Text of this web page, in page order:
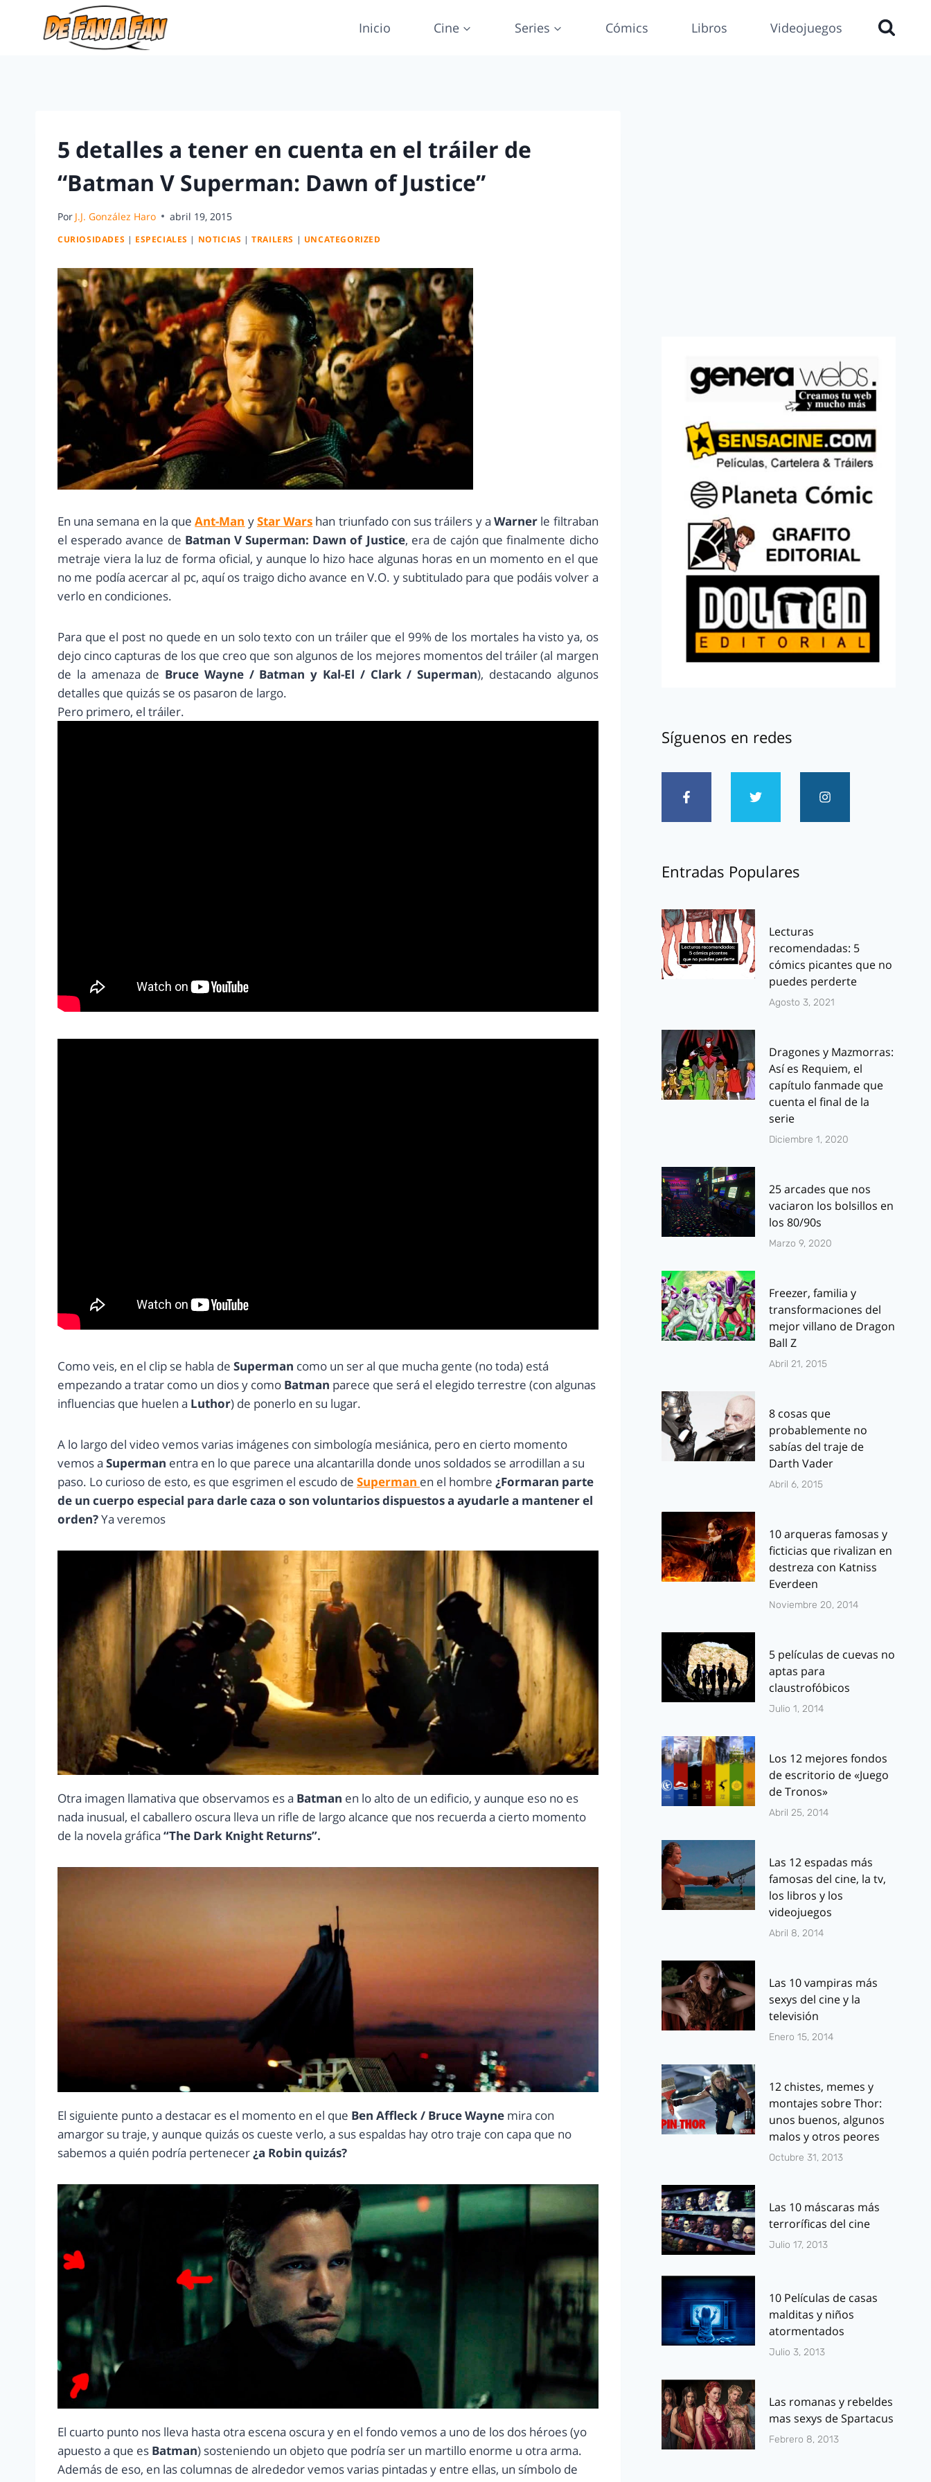
Inicio Cine Series Cómics Libros Videojuegos
5 detalles a tener en cuenta en el tráiler de
“Batman V Superman: Dawn of Justice”
Por J.J. González Haro abril 19, 2015
CURIOSIDADES | ESPECIALES | NOTICIAS |TRAILERS | UNCATEGORIZED
En una semana en la queAnt-Man yStar Wars han triunfado con sus tráilers y aWarner le filtraban
el esperado avance de Batman V Superman: Dawn of Justice, era de cajón que finalmente dicho
metraje viera la luz de forma oficial, y aunque lo hizo hace algunas horas en un momento en el que
no me podía acercar al pc, aquí os traigo dicho avance en V.O. y subtitulado para que podáis volver a
verlo en condiciones.
Para que el post no quede en un solo texto con un tráiler que el 99% de los mortales ha visto ya, os
dejo cinco capturas de los que creo que son algunos de los mejores momentos del tráiler (al margen
de la amenaza de Bruce Wayne / Batman y Kal-El / Clark / Superman), destacando algunos
detalles que quizás se os pasaron de largo.
Pero primero, el tráiler.
Como veis, en el clip se habla de Superman como un ser al que mucha gente (no toda) está
empezando a tratar como un dios y como Batman parece que será el elegido terrestre (con algunas
influencias que huelen a Luthor) de ponerlo en su lugar.
A lo largo del video vemos varias imágenes con simbología mesiánica, pero en cierto momento
vemos a Superman entra en lo que parece una alcantarilla donde unos soldados se arrodillan a su
paso. Lo curioso de esto, es que esgrimen el escudo de Superman en el hombre ¿Formaran parte
de un cuerpo especial para darle caza o son voluntarios dispuestos a ayudarle a mantener el
orden?Ya veremos
Otra imagen llamativa que observamos es a Batman en lo alto de un edificio, y aunque eso no es
nada inusual, el caballero oscura lleva un rifle de largo alcance que nos recuerda a cierto momento
de la novela gráfica “The Dark Knight Returns”.
El siguiente punto a destacar es el momento en el que Ben Affleck / Bruce Wayne mira con
amargor su traje, y aunque quizás os cueste verlo, a sus espaldas hay otro traje con capa que no
sabemos a quién podría pertenecer¿a Robin quizás?
El cuarto punto nos lleva hasta otra escena oscura y en el fondo vemos a uno de los dos héroes (yo
apuesto a que es Batman) sosteniendo un objeto que podría ser un martillo enorme u otra arma.
Además de eso, en las columnas de alrededor vemos varias pintadas y entre ellas, un símbolo de
Síguenos en redes
Entradas Populares
Lecturas
recomendadas: 5
cómics picantes que no
puedes perderte
Agosto 3, 2021
Dragones y Mazmorras:
Así es Requiem, el
capítulo fanmade que
cuenta el final de la
serie
Diciembre 1, 2020
25 arcades que nos
vaciaron los bolsillos en
los 80/90s
Marzo 9, 2020
Freezer, familia y
transformaciones del
mejor villano de Dragon
Ball Z
Abril 21, 2015
8 cosas que
probablemente no
sabías del traje de
Darth Vader
Abril 6, 2015
10 arqueras famosas y
ficticias que rivalizan en
destreza con Katniss
Everdeen
Noviembre 20, 2014
5 películas de cuevas no
aptas para
claustrofóbicos
Julio 1, 2014
Los 12 mejores fondos
de escritorio de «Juego
de Tronos»
Abril 25, 2014
Las 12 espadas más
famosas del cine, la tv,
los libros y los
videojuegos
Abril 8, 2014
Las 10 vampiras más
sexys del cine y la
televisión
Enero 15, 2014
12 chistes, memes y
montajes sobre Thor:
unos buenos, algunos
malos y otros peores
Octubre 31, 2013
Las 10 máscaras más
terroríficas del cine
Julio 17, 2013
10 Películas de casas
malditas y niños
atormentados
Julio 3, 2013
Las romanas y rebeldes
mas sexys de Spartacus
Febrero 8, 2013